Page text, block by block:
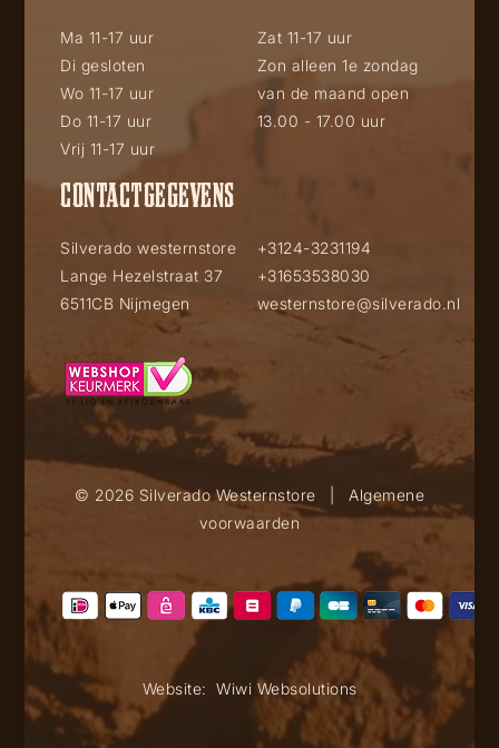
Ma 11-17 uur
Di gesloten
Wo 11-17 uur
Do 11-17 uur
Vrij 11-17 uur
Zat 11-17 uur
Zon alleen 1e zondag
van de maand open
13.00 - 17.00 uur
CONTACTGEGEVENS
Silverado westernstore
Lange Hezelstraat 37
6511CB Nijmegen
+3124-3231194
+31653538030
westernstore@silverado.nl
© 2026 Silverado Westernstore
Algemene
voorwaarden
Website: Wiwi Websolutions